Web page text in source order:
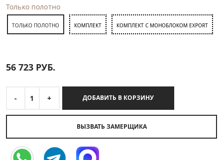
Только полотно
ТОЛЬКО ПОЛОТНО КОМПЛЕКТ КОМПЛЕКТ С МОНОБЛОКОМ EXPORT
56 723 РУБ.
- 1 + ДОБАВИТЬ В КОРЗИНУ
ВЫЗВАТЬ ЗАМЕРЩИКА